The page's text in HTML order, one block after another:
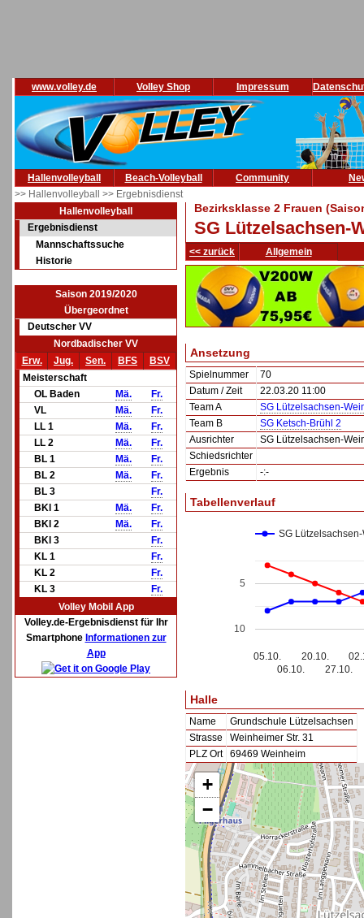
www.volley.de Volley Shop Impressum
Hallenvolleyball Beach-Volleyball Community
>> Hallenvolleyball >> Ergebnisdienst
Hallenvolleyball
Ergebnisdienst
Mannschaftssuche
Historie
Saison 2019/2020
Übergeordnet
Deutscher VV
Nordbadischer VV
Erw.
Jug. Sen. BFS
BSV
Meisterschaft
OL Baden
Mä.
Fr.
VL
Mä.
Fr.
LL 1
Mä.
Fr.
LL 2
Mä.
Fr.
BL 1
Mä.
Fr.
BL 2
Mä.
Fr.
BL 3
Fr.
BKl 1
Mä.
Fr.
BKl 2
Mä.
Fr.
BKl 3
Fr.
KL 1
Fr.
KL 2
Fr.
KL 3
Fr.
Volley Mobil App
Volley.de-Ergebnisdienst für Ihr
Smartphone Informationen zur
App
Bezirksklasse 2 Frauen
SG Lützelsachsen-
<< zurück Allgemein
Ansetzung
Spielnummer
70
Datum / Zeit
22.03.20 11:00
Team A
SG Lützelsachsen-
Team B
SG Ketsch-Brühl 2
Ausrichter
SG Lützelsachsen-
Schiedsrichter
Ergebnis
-:-
Tabellenverlauf
SG
05.10.
06.10.
20.10.
27.10.
5
10
Halle
Name
Grundschule Lützelsachsen
Strasse
Weinheimer Str. 31
PLZ Ort
69469 Weinheim
+
−